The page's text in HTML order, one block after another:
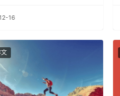
16